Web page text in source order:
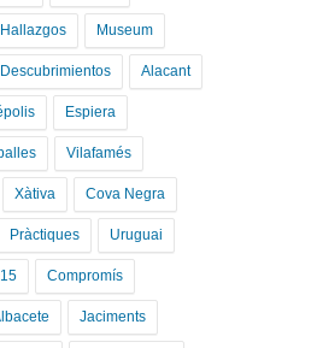
Hallazgos Museum
Descubrimientos Alacant
Espiera
Vilafamés
Xàtiva Cova Negra
Pràctiques Uruguai
Compromís
Jaciments